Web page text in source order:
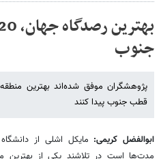
جنوب
پژوهشگران موفق شده‌اند بهترین
قطب جنوب پیدا کنند
ابوالفضل کریمی: مایکل اشلی از
مدت‌ها است در تلاشند یکی از بهترین